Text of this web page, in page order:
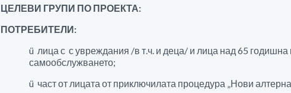
ЦЕЛЕВИ ГРУПИ ПО ПРОЕКТА:
ПОТРЕБИТЕЛИ:
ü лица с с увреждания /в т.ч. и деца/ и лица над 65 годишна
самообслужването;
ü част от лицата от приключилата процедура „Нови